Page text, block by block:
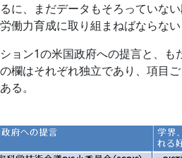
に、まだデータもそろっていな
働力育成に取り組まねばならない
ョン1の米国政府への提言と、
欄はそれぞれ独立であり、項目
る。